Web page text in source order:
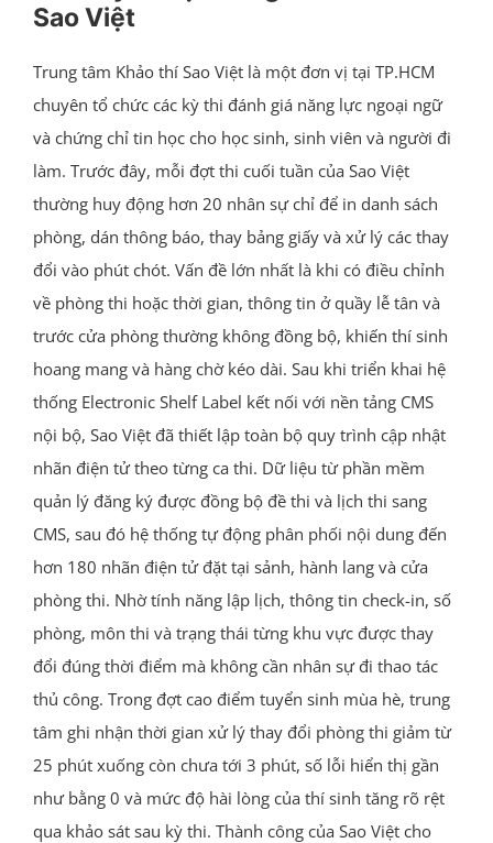
Sao Việt
Trung tâm Khảo thí Sao Việt là một đơn vị tại TP.HCM
chuyên tổ chức các kỳ thi đánh giá năng lực ngoại ngữ
và chứng chỉ tin học cho học sinh, sinh viên và người đi
làm. Trước đây, mỗi đợt thi cuối tuần của Sao Việt
thường huy động hơn 20 nhân sự chỉ để in danh sách
phòng, dán thông báo, thay bảng giấy và xử lý các thay
đổi vào phút chót. Vấn đề lớn nhất là khi có điều chỉnh
về phòng thi hoặc thời gian, thông tin ở quầy lễ tân và
trước cửa phòng thường không đồng bộ, khiến thí sinh
hoang mang và hàng chờ kéo dài. Sau khi triển khai hệ
thống Electronic Shelf Label kết nối với nền tảng CMS
nội bộ, Sao Việt đã thiết lập toàn bộ quy trình cập nhật
nhãn điện tử theo từng ca thi. Dữ liệu từ phần mềm
quản lý đăng ký được đồng bộ đề thi và lịch thi sang
CMS, sau đó hệ thống tự động phân phối nội dung đến
hơn 180 nhãn điện tử đặt tại sảnh, hành lang và cửa
phòng thi. Nhờ tính năng lập lịch, thông tin check-in, số
phòng, môn thi và trạng thái từng khu vực được thay
đổi đúng thời điểm mà không cần nhân sự đi thao tác
thủ công. Trong đợt cao điểm tuyển sinh mùa hè, trung
tâm ghi nhận thời gian xử lý thay đổi phòng thi giảm từ
25 phút xuống còn chưa tới 3 phút, số lỗi hiển thị gần
như bằng 0 và mức độ hài lòng của thí sinh tăng rõ rệt
qua khảo sát sau kỳ thi. Thành công của Sao Việt cho